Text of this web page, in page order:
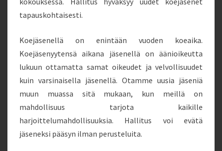
tapauskohtaisesti.
Koejäsenellä on enintään vuoden koeaika.
Koejäsenyytensä aikana jäsenellä on äänioikeutta
lukuun ottamatta samat oikeudet ja velvollisuudet
kuin varsinaisella jäsenellä. Otamme uusia jäseniä
muun muassa sitä mukaan, kun meillä on
mahdollisuus tarjota kaikille
harjoittelumahdollisuuksia. Hallitus voi evätä
jäseneksi pääsyn ilman perusteluita.